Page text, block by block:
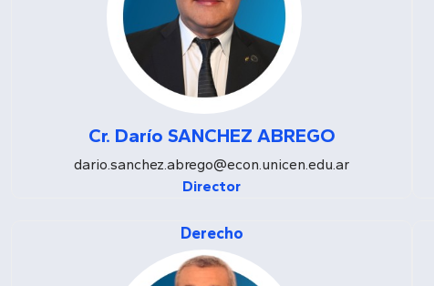
Cr. Darío SANCHEZ ABREGO
dario.sanchez.abrego@econ.unicen.edu.ar
Director
Derecho